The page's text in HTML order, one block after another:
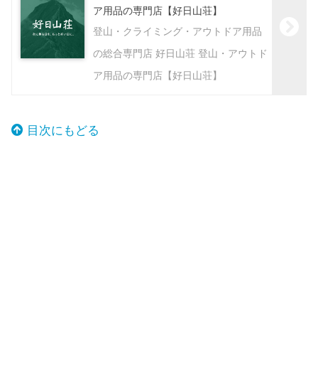
ア用品の専門店【好日山荘】
登山・クライミング・アウトドア用品
の総合専門店 好日山荘 登山・アウトド
ア用品の専門店【好日山荘】
目次にもどる